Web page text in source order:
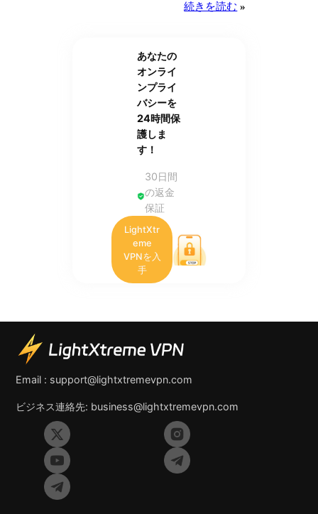
続きを読む »
あなたの
オンライ
ンプライ
バシーを
24時間保
護しま
す！
30日間
の返金
保証
LightXtr
eme
VPNを入
手
Email : support@lightxtremevpn.com
ビジネス連絡先: business@lightxtremevpn.com